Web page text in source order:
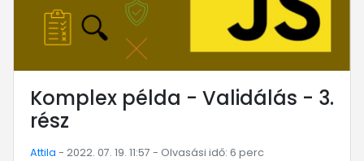
Komplex példa - Validálás - 3.
rész
Attila - 2022. 07. 19. 11:57 - Olvasási idő: 6 perc